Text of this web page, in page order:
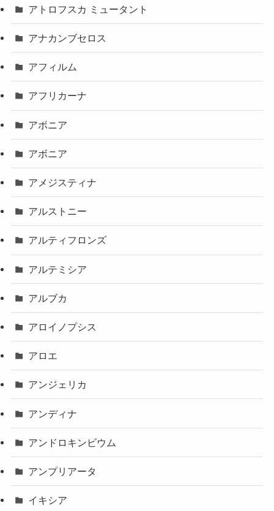
アトロフスカ ミュータント
アナカンブセロス
アフィルム
アフリカーナ
アボニア
アボニア
アメジスティナ
アルストニー
アルティフロンズ
アルテミシア
アルブカ
アロイノプシス
アロエ
アンジェリカ
アンディナ
アンドロキンビウム
アンプリアータ
イキシア